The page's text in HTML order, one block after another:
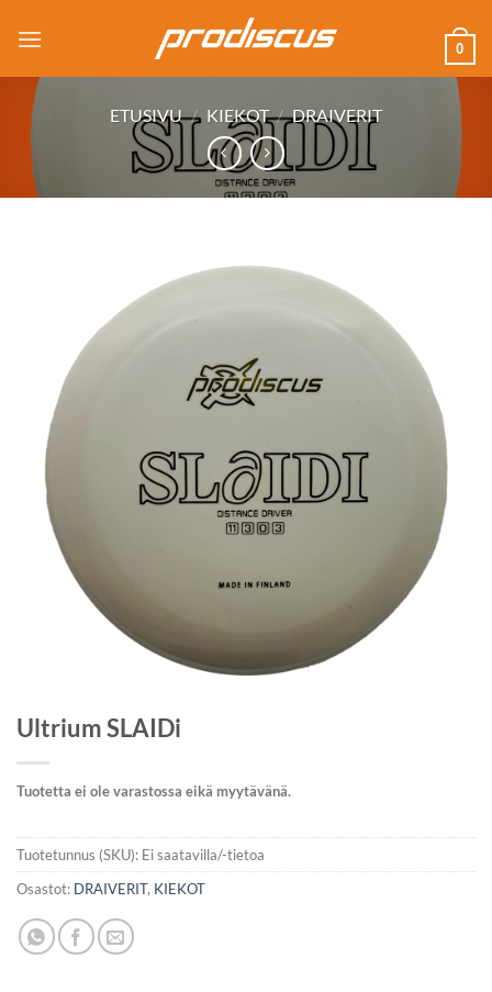
0
ETUSIVU / KIEKOT / DRAIVERIT
Ultrium SLAIDi
Tuotetta ei ole varastossa eikä myytävänä.
Tuotetunnus (SKU): Ei saatavilla/-tietoa
Osastot: DRAIVERIT, KIEKOT